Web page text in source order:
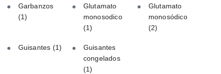
Garbanzos
(1)
Glutamato
monosodico
(1)
Glutamato
monosódico
(2)
Guisantes (1)
Guisantes
congelados
(1)